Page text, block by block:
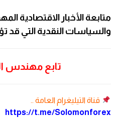
متابعة الأخبار الاقتصادية
والسياسات النقدية التي قد
تابع مهندس
قناة التيليغرام العامة ..
https://t.me/Solomonforex